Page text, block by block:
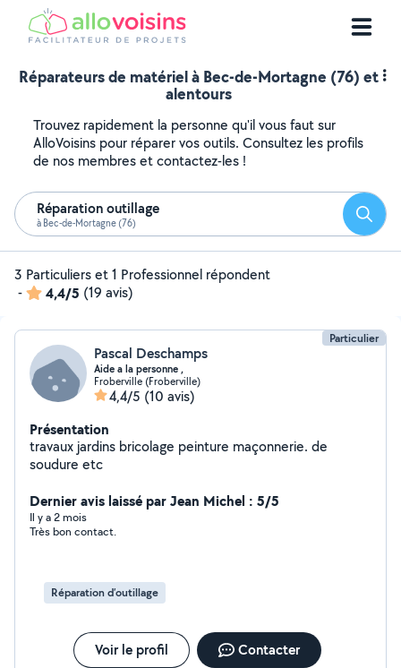
Réparateurs de matériel à Bec-de-Mortagne (76) et
alentours
Trouvez rapidement la personne qu'il vous faut sur
AlloVoisins pour réparer vos outils. Consultez les profils
de nos membres et contactez-les !
Réparation outillage
à Bec-de-Mortagne (76)
3 Particuliers et 1 Professionnel répondent
-
4,4/5 (19 avis)
Particulier
Pascal Deschamps
Aide a la personne ,
Froberville (Froberville)
4,4/5 (10 avis)
Présentation
travaux jardins bricolage peinture maçonnerie. de
soudure etc
Dernier avis laissé par Jean Michel : 5/5
Il y a 2 mois
Très bon contact.
Réparation d’outillage
Voir le profil Contacter